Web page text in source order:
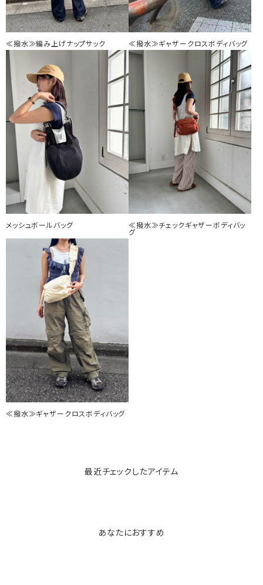
≪撥水≫編み上げナップサック ≪撥水≫ギャザークロスボディバッグ
メッシュボールバッグ
≪撥水≫チェックギャザーボディバッ
グ
≪撥水≫ギャザークロスボディバッグ
最近チェックしたアイテム
あなたにおすすめ